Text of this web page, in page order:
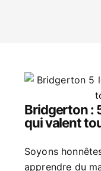
Bridgerton :
qui valent
Soyons
apprendre du